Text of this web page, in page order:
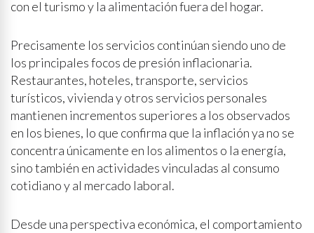
con el turismo y la alimentación fuera del hogar.
Precisamente los servicios continúan siendo uno de
los principales focos de presión inflacionaria.
Restaurantes, hoteles, transporte, servicios
turísticos, vivienda y otros servicios personales
mantienen incrementos superiores a los observados
en los bienes, lo que confirma que la inflación ya no se
concentra únicamente en los alimentos o la energía,
sino también en actividades vinculadas al consumo
cotidiano y al mercado laboral.
Desde una perspectiva económica, el comportamiento